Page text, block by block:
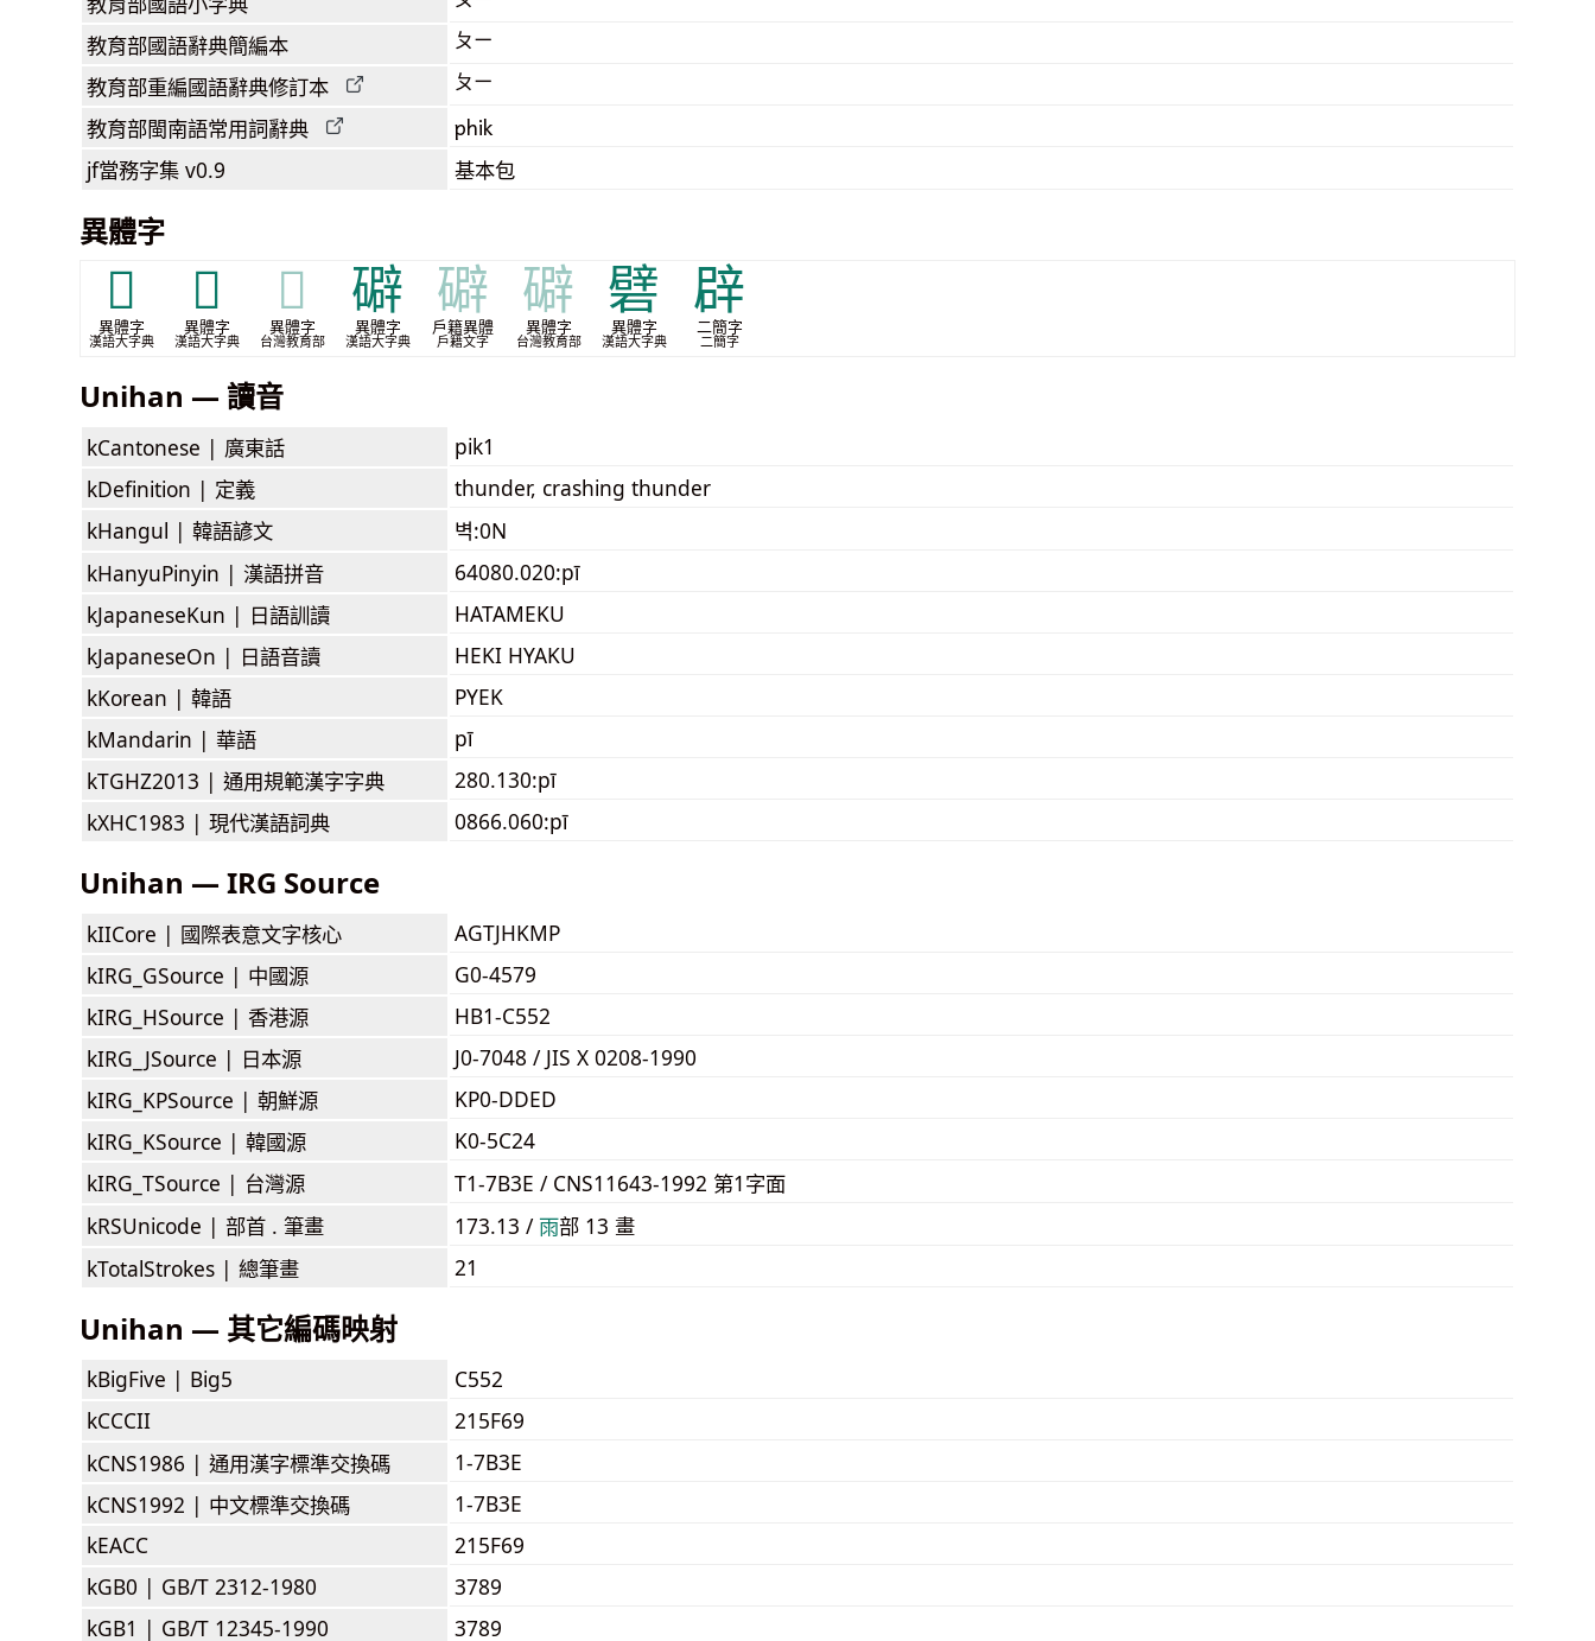
教育部國語辭典簡編本 ㄆㄧ
教育部重編國語辭典修訂本 ㄆㄧ
教育部閩南語常用詞辭典 phik
jf當務字集 v0.9 基本包
異體字
𥒂
異體字
漢語大字典
𥗲
異體字
漢語大字典
𥗲
異體字
台灣教育部
礔
異體字
漢語大字典
礔
戶籍異體
戶籍文字
礔
異體字
台灣教育部
礕
異體字
漢語大字典
辟
二簡字
二簡字
Unihan — 讀音
kCantonese | 廣東話
pik1
kDefinition | 定義
thunder, crashing thunder
kHangul | 韓語諺文
벽:0N
kHanyuPinyin | 漢語拼音
64080.020:pī
kJapaneseKun | 日語訓讀
HATAMEKU
kJapaneseOn | 日語音讀
HEKI HYAKU
kKorean | 韓語
PYEK
kMandarin | 華語
pī
kTGHZ2013 | 通用規範漢字字典
280.130:pī
kXHC1983 | 現代漢語詞典 0866.060:pī
Unihan — IRG Source
kIICore | 國際表意文字核心
AGTJHKMP
kIRG_GSource | 中國源
G0-4579
kIRG_HSource | 香港源
HB1-C552
kIRG_JSource | 日本源
J0-7048 / JIS X 0208-1990
kIRG_KPSource | 朝鮮源
KP0-DDED
kIRG_KSource | 韓國源
K0-5C24
kIRG_TSource | 台灣源
T1-7B3E / CNS11643-1992 第1字面
kRSUnicode | 部首 . 筆畫 173.13 / ⾬部 13 畫
kTotalStrokes | 總筆畫 21
Unihan — 其它編碼映射
kBigFive | Big5
C552
kCCCII
215F69
kCNS1986 | 通用漢字標準交換碼
1-7B3E
kCNS1992 | 中文標準交換碼
1-7B3E
kEACC
215F69
kGB0 | GB/T 2312-1980
3789
kGB1 | GB/T 12345-1990 3789